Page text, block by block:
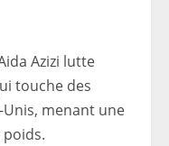
Azizi lutte
touche des
menant une